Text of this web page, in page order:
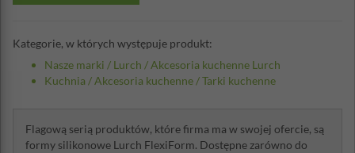
Kategorie, w których występuje produkt:
Nasze marki / Lurch /Akcesoria kuchenne Lurch
Kuchnia /Akcesoria kuchenne /Tarki kuchenne
Flagową serią produktów, które firma ma w swojej ofercie, są
formy silikonowe Lurch FlexiForm. Dostępne zarówno do